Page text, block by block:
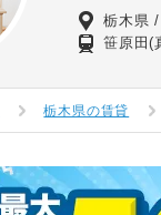
栃木県
笹原田(
栃木県の賃貸